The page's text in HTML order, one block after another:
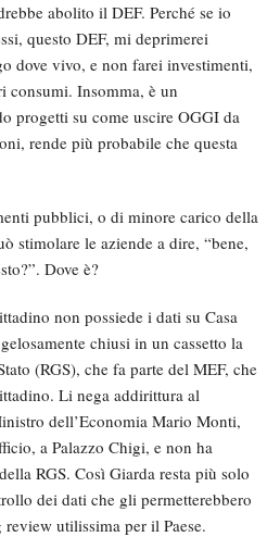
abolito il DEF. Perché se io
questo DEF, mi deprimerei
dove vivo, e non farei investimenti,
consumi. Insomma, è un
progetti su come uscire OGGI da
rende più probabile che questa
pubblici, o di minore carico della
stimolare le aziende a dire, “bene,
Dove è?
non possiede i dati su Casa
chiusi in un cassetto la
(RGS), che fa parte del MEF, che
Li nega addirittura al
dell’Economia Mario Monti,
a Palazzo Chigi, e non ha
RGS. Così Giarda resta più solo
dei dati che gli permetterebbero
utilissima per il Paese.